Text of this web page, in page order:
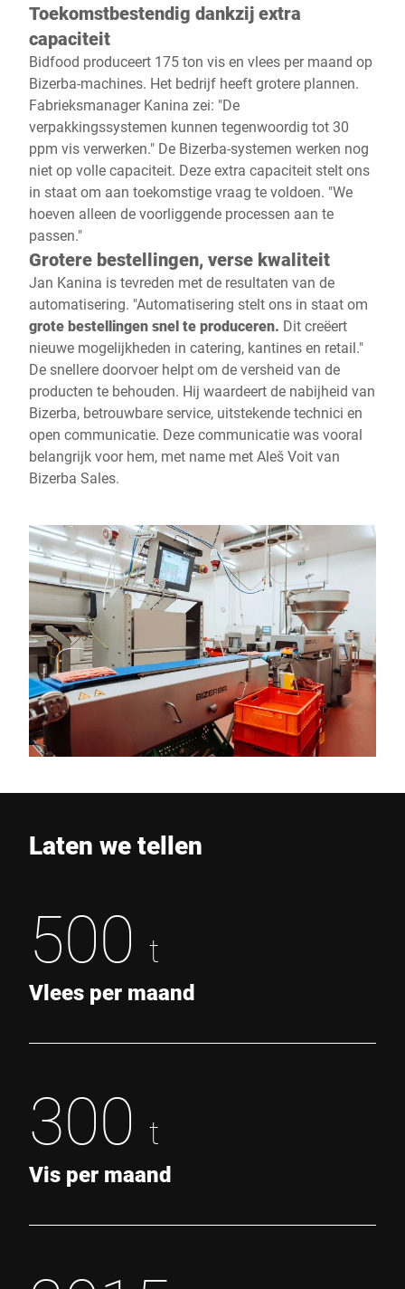
Toekomstbestendig dankzij extra
capaciteit
Bidfood produceert 175 ton vis en vlees per maand op
Bizerba-machines. Het bedrijf heeft grotere plannen.
Fabrieksmanager Kanina zei: "De
verpakkingssystemen kunnen tegenwoordig tot 30
ppm vis verwerken." De Bizerba-systemen werken nog
niet op volle capaciteit. Deze extra capaciteit stelt ons
in staat om aan toekomstige vraag te voldoen. "We
hoeven alleen de voorliggende processen aan te
passen."
Grotere bestellingen, verse kwaliteit
Jan Kanina is tevreden met de resultaten van de
automatisering. "Automatisering stelt ons in staat om
grote bestellingen snel te produceren. Dit creëert
nieuwe mogelijkheden in catering, kantines en retail."
De snellere doorvoer helpt om de versheid van de
producten te behouden. Hij waardeert de nabijheid van
Bizerba, betrouwbare service, uitstekende technici en
open communicatie. Deze communicatie was vooral
belangrijk voor hem, met name met Aleš Voit van
Bizerba Sales.
Laten we tellen
500 t
Vlees per maand
300 t
Vis per maand